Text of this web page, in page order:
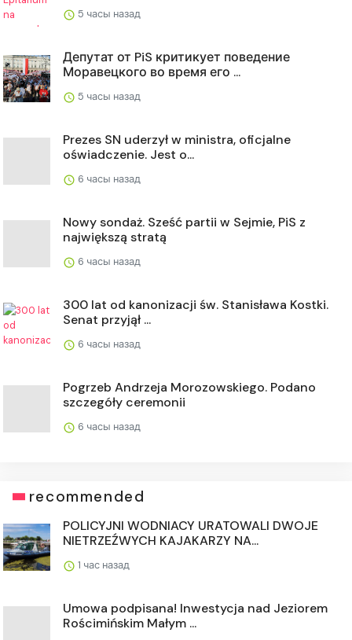
5 часы назад
Депутат от PiS критикует поведение
Моравецкого во время его ...
5 часы назад
Prezes SN uderzył w ministra, oficjalne
oświadczenie. Jest o...
6 часы назад
Nowy sondaż. Sześć partii w Sejmie, PiS z
największą stratą
6 часы назад
300 lat od kanonizacji św. Stanisława Kostki.
Senat przyjął ...
6 часы назад
Pogrzeb Andrzeja Morozowskiego. Podano
szczegóły ceremonii
6 часы назад
recommended
POLICYJNI WODNIACY URATOWALI DWOJE
NIETRZEŹWYCH KAJAKARZY NA...
1 час назад
Umowa podpisana! Inwestycja nad Jeziorem
Rościmińskim Małym ...